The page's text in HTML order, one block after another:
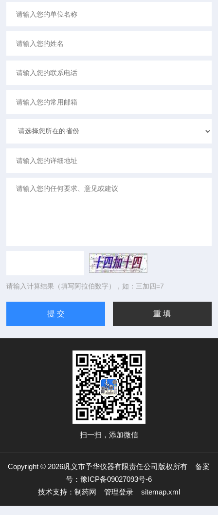
请输入计算结果（填写阿拉伯数字），如：三加四=7
扫一扫，添加微信
Copyright © 2026巩义市予华仪器有限责任公司版权所有备案
号：豫ICP备09027093号-6
技术支持： 制药网 管理登录 sitemap.xml